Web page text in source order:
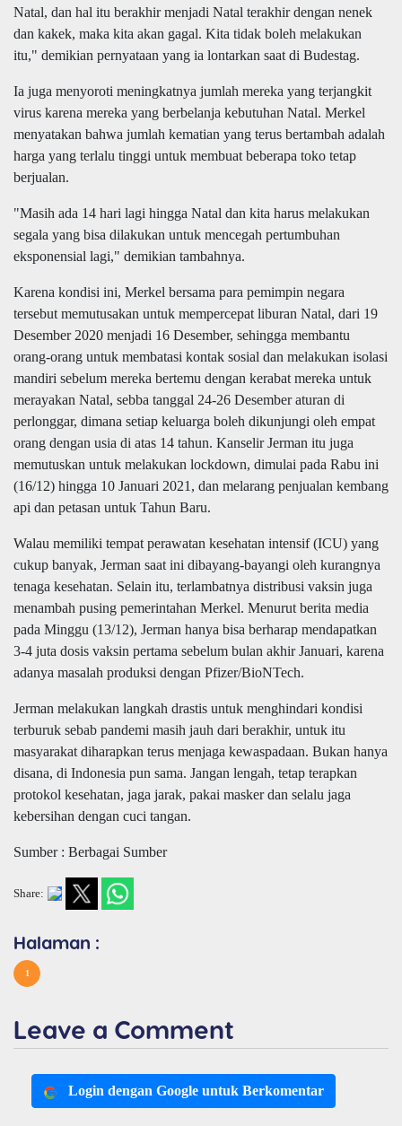
Natal, dan hal itu berakhir menjadi Natal terakhir dengan nenek
dan kakek, maka kita akan gagal. Kita tidak boleh melakukan
itu," demikian pernyataan yang ia lontarkan saat di Budestag.
Ia juga menyoroti meningkatnya jumlah mereka yang terjangkit
virus karena mereka yang berbelanja kebutuhan Natal. Merkel
menyatakan bahwa jumlah kematian yang terus bertambah adalah
harga yang terlalu tinggi untuk membuat beberapa toko tetap
berjualan.
"Masih ada 14 hari lagi hingga Natal dan kita harus melakukan
segala yang bisa dilakukan untuk mencegah pertumbuhan
eksponensial lagi," demikian tambahnya.
Karena kondisi ini, Merkel bersama para pemimpin negara
tersebut memutusakan untuk mempercepat liburan Natal, dari 19
Desember 2020 menjadi 16 Desember, sehingga membantu
orang-orang untuk membatasi kontak sosial dan melakukan isolasi
mandiri sebelum mereka bertemu dengan kerabat mereka untuk
merayakan Natal, sebba tanggal 24-26 Desember aturan di
perlonggar, dimana setiap keluarga boleh dikunjungi oleh empat
orang dengan usia di atas 14 tahun. Kanselir Jerman itu juga
memutuskan untuk melakukan lockdown, dimulai pada Rabu ini
(16/12) hingga 10 Januari 2021, dan melarang penjualan kembang
api dan petasan untuk Tahun Baru.
Walau memiliki tempat perawatan kesehatan intensif (ICU) yang
cukup banyak, Jerman saat ini dibayang-bayangi oleh kurangnya
tenaga kesehatan. Selain itu, terlambatnya distribusi vaksin juga
menambah pusing pemerintahan Merkel. Menurut berita media
pada Minggu (13/12), Jerman hanya bisa berharap mendapatkan
3-4 juta dosis vaksin pertama sebelum bulan akhir Januari, karena
adanya masalah produksi dengan Pfizer/BioNTech.
Jerman melakukan langkah drastis untuk menghindari kondisi
terburuk sebab pandemi masih jauh dari berakhir, untuk itu
masyarakat diharapkan terus menjaga kewaspadaan. Bukan hanya
disana, di Indonesia pun sama. Jangan lengah, tetap terapkan
protokol kesehatan, jaga jarak, pakai masker dan selalu jaga
kebersihan dengan cuci tangan.
Sumber : Berbagai Sumber
Share:
Halaman :
1
Leave a Comment
Login dengan Google untuk Berkomentar